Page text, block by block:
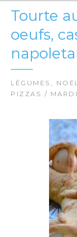
Tourte
oeufs,
LÉGUMES NOËL
PIZZAS /